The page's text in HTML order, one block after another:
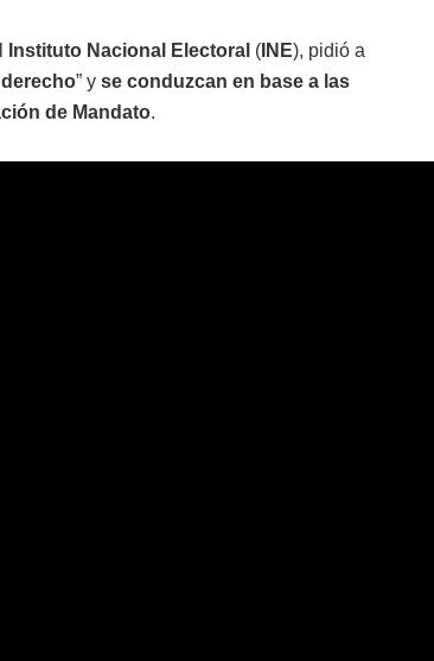
Instituto Nacional Electoral ( INE), pidió a
” y se conduzcan en base a las
de Mandato.